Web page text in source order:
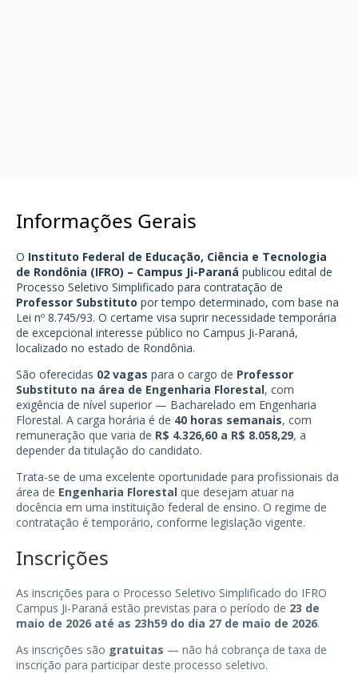
Informações Gerais
O Instituto Federal de Educação, Ciência e Tecnologia
de Rondônia (IFRO) – Campus Ji-Paraná publicou edital de
Processo Seletivo Simplificado para contratação de
Professor Substituto por tempo determinado, com base na
Lei nº 8.745/93. O certame visa suprir necessidade temporária
de excepcional interesse público no Campus Ji-Paraná,
localizado no estado de Rondônia.
São oferecidas 02 vagas para o cargo de Professor
Substituto na área de Engenharia Florestal, com
exigência de nível superior — Bacharelado em Engenharia
Florestal. A carga horária é de 40 horas semanais, com
remuneração que varia de R$ 4.326,60 a R$ 8.058,29, a
depender da titulação do candidato.
Trata-se de uma excelente oportunidade para profissionais da
área de Engenharia Florestal que desejam atuar na
docência em uma instituição federal de ensino. O regime de
contratação é temporário, conforme legislação vigente.
Inscrições
As inscrições para o Processo Seletivo Simplificado do IFRO
Campus Ji-Paraná estão previstas para o período de 23 de
maio de 2026 até as 23h59 do dia 27 de maio de 2026.
As inscrições são gratuitas — não há cobrança de taxa de
inscrição para participar deste processo seletivo.